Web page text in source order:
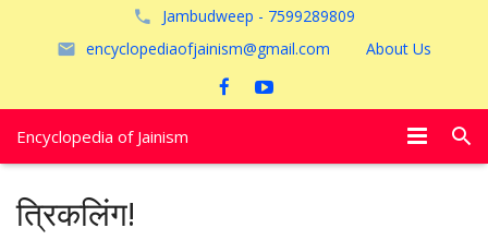
Jambudweep - 7599289809
encyclopediaofjainism@gmail.com
About Us
Encyclopedia of Jainism
पूजायें
त्रिकलिंग!